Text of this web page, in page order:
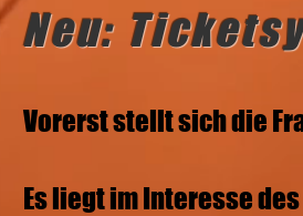
Neu:
Vorerst stellt sich die
Es liegt im Interesse